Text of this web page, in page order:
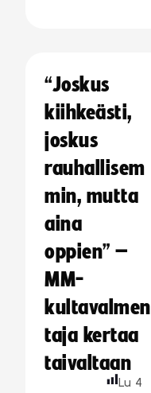
“Joskus
kiihkeästi,
joskus
rauhallisem
min, mutta
aina
oppien” –
MM-
kultavalmen
taja kertaa
taivaltaan
Lu 4